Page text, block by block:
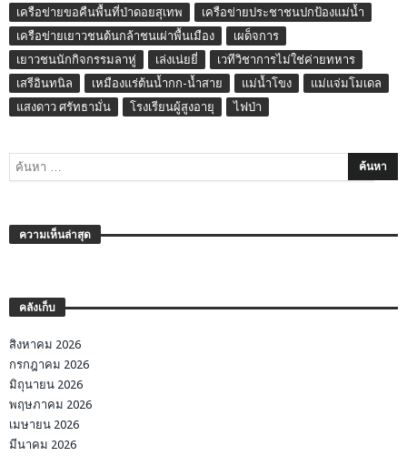
เครือข่ายขอคืนพื้นที่ป่าดอยสุเทพ
เครือข่ายประชาชนปกป้องแม่น้ำ
เครือข่ายเยาวชนต้นกล้าชนเผ่าพื้นเมือง
เผด็จการ
เยาวชนนักกิจกรรมลาหู่
เล่งเน่ยยี่
เวทีวิชาการไม่ใช่ค่ายทหาร
เสรีอินทนิล
เหมืองแร่ต้นน้ำกก-น้ำสาย แม่น้ำโขง
แม่แจ่มโมเดล
แสงดาว ศรัทธามั่น
โรงเรียนผู้สูงอายุ ไฟป่า
ความเห็นล่าสุด
คลังเก็บ
สิงหาคม 2026
กรกฎาคม 2026
มิถุนายน 2026
พฤษภาคม 2026
เมษายน 2026
มีนาคม 2026